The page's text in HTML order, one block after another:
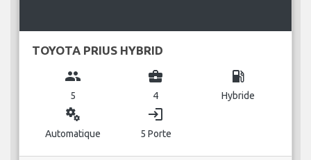
TOYOTA PRIUS HYBRID
group
5
business_center
4
local_gas_station
Hybride
miscellaneous_services
Automatique
login
5 Porte